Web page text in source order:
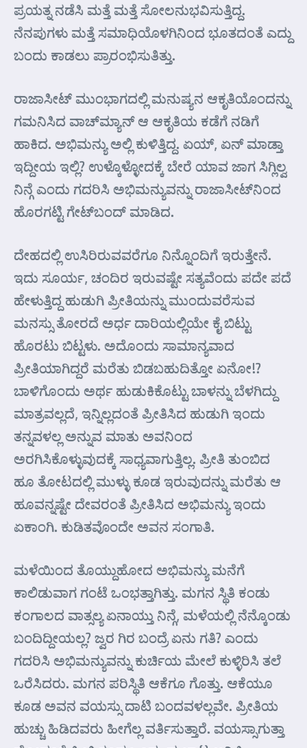
ಪ್ರಯತ್ನ ನಡೆಸಿ ಮತ್ತೆ ಮತ್ತೆ ಸೋಲನುಭವಿಸುತ್ತಿದ್ದ.
ನೆನಪುಗಳು ಮತ್ತೆ ಸಮಾಧಿಯೊಳಗಿನಿಂದ ಭೂತದಂತೆ ಎದ್ದು
ಬಂದು ಕಾಡಲು ಪ್ರಾರಂಭಿಸುತಿತ್ತು.
ರಾಜಾಸೀಟ್ ಮುಂಭಾಗದಲ್ಲಿ ಮನುಷ್ಯನ ಆಕೃತಿಯೊಂದನ್ನು
ಗಮನಿಸಿದ ವಾಚ್‌ಮ್ಯಾನ್ ಆ ಆಕೃತಿಯ ಕಡೆಗೆ ನಡಿಗೆ
ಹಾಕಿದ. ಅಭಿಮನ್ಯು ಅಲ್ಲಿ ಕುಳಿತ್ತಿದ್ದ. ಏಯ್, ಏನ್ ಮಾಡ್ತಾ
ಇದ್ದೀಯ ಇಲ್ಲಿ? ಉಳ್ಕೊಳ್ಳೋದಕ್ಕೆ ಬೇರೆ ಯಾವ ಜಾಗ ಸಿಗ್ಲಿಲ್ವ
ನಿನ್ಗೆ ಎಂದು ಗದರಿಸಿ ಅಭಿಮನ್ಯುವನ್ನು ರಾಜಾಸೀಟ್‌ನಿಂದ
ಹೊರಗಟ್ಟಿ ಗೇಟ್‌ಬಂದ್ ಮಾಡಿದ.
ದೇಹದಲ್ಲಿ ಉಸಿರಿರುವವರೆಗೂ ನಿನ್ನೊಂದಿಗೆ ಇರುತ್ತೇನೆ.
ಇದು ಸೂರ್ಯ, ಚಂದಿರ ಇರುವಷ್ಟೇ ಸತ್ಯವೆಂದು ಪದೇ ಪದೆ
ಹೇಳುತ್ತಿದ್ದ ಹುಡುಗಿ ಪ್ರೀತಿಯನ್ನು ಮುಂದುವರೆಸುವ
ಮನಸ್ಸು ತೋರದೆ ಅರ್ಧ ದಾರಿಯಲ್ಲಿಯೇ ಕೈ ಬಿಟ್ಟು
ಹೊರಟು ಬಿಟ್ಟಳು. ಅದೊಂದು ಸಾಮಾನ್ಯವಾದ
ಪ್ರೀತಿಯಾಗಿದ್ದರೆ ಮರೆತು ಬಿಡಬಹುದಿತ್ತೋ ಏನೋ!?
ಬಾಳಿಗೊಂದು ಅರ್ಥ ಹುಡುಕಿಕೊಟ್ಟು ಬಾಳನ್ನು ಬೆಳಗಿದ್ದು
ಮಾತ್ರವಲ್ಲದೆ, ಇನ್ನಿಲ್ಲದಂತೆ ಪ್ರೀತಿಸಿದ ಹುಡುಗಿ ಇಂದು
ತನ್ನವಳಲ್ಲ ಅನ್ನುವ ಮಾತು ಅವನಿಂದ
ಅರಗಿಸಿಕೊಳ್ಳುವುದಕ್ಕೆ ಸಾಧ್ಯವಾಗುತ್ತಿಲ್ಲ. ಪ್ರೀತಿ ತುಂಬಿದ
ಹೂ ತೋಟದಲ್ಲಿ ಮುಳ್ಳು ಕೂಡ ಇರುವುದನ್ನು ಮರೆತು ಆ
ಹೂವನ್ನಷ್ಟೇ ದೇವರಂತೆ ಪ್ರೀತಿಸಿದ ಅಭಿಮನ್ಯು ಇಂದು
ಏಕಾಂಗಿ. ಕುಡಿತವೊಂದೇ ಅವನ ಸಂಗಾತಿ.
ಮಳೆಯಿಂದ ತೊಯ್ದುಹೋದ ಅಭಿಮನ್ಯು ಮನೆಗೆ
ಕಾಲಿಡುವಾಗ ಗಂಟೆ ಒಂಭತ್ತಾಗಿತ್ತು. ಮಗನ ಸ್ಥಿತಿ ಕಂಡು
ಕಂಗಾಲದ ವಾತ್ಸಲ್ಯ ಏನಾಯ್ತು ನಿನ್ಗೆ, ಮಳೆಯಲ್ಲಿ ನೆನ್ಕೊಂಡು
ಬಂದಿದ್ದೀಯಲ್ಲ? ಜ್ವರ ಗಿರ ಬಂದ್ರೆ ಏನು ಗತಿ? ಎಂದು
ಗದರಿಸಿ ಅಭಿಮನ್ಯುವನ್ನು ಕುರ್ಚಿಯ ಮೇಲೆ ಕುಳ್ಳಿರಿಸಿ ತಲೆ
ಒರೆಸಿದರು. ಮಗನ ಪರಿಸ್ಥಿತಿ ಆಕೆಗೂ ಗೊತ್ತು. ಆಕೆಯೂ
ಕೂಡ ಅವನ ವಯಸ್ಸು ದಾಟಿ ಬಂದವಳಲ್ಲವೇ. ಪ್ರೀತಿಯ
ಹುಚ್ಚು ಹಿಡಿದವರು ಹೀಗೆಲ್ಲ ವರ್ತಿಸುತ್ತಾರೆ. ವಯಸ್ಸಾಗುತ್ತಾ